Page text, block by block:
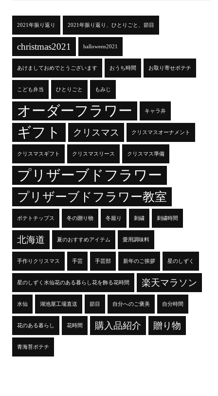
2021年振り返り 2021年振り返り、ひとりごと、節目
christmas2021 halloween2021
あけましておめでとうございます おうち時間 お取り寄せポテチ
こども弁当 ひとりごと もみじ
オーダーフラワー キャラ弁
ギフト クリスマス クリスマスオーナメント
クリスマスギフト クリスマスリース クリスマス準備
プリザーブドフラワー
プリザーブドフラワー教室
ポテトチップス 冬の贈り物 冬籠り 刺繍 刺繍時間
北海道 夏のおすすめアイテム 愛用調味料
手作りクリスマス 手芸 手芸部 新年のご挨拶 星のしずく
星のしずく水仙花のある暮らし花を飾る花時間 楽天マラソン
水仙 湖池屋工場直送 節目 自分へのご褒美 自分時間
花のある暮らし 花時間 購入品紹介 贈り物
青海苔ポテチ